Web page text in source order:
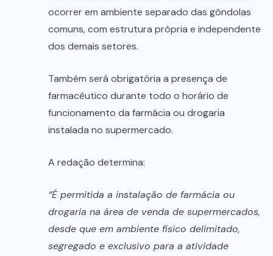
ocorrer em ambiente separado das gôndolas
comuns, com estrutura própria e independente
dos demais setores.
Também será obrigatória a presença de
farmacêutico durante todo o horário de
funcionamento da farmácia ou drogaria
instalada no supermercado.
A redação determina:
“É permitida a instalação de farmácia ou
drogaria na área de venda de supermercados,
desde que em ambiente físico delimitado,
segregado e exclusivo para a atividade